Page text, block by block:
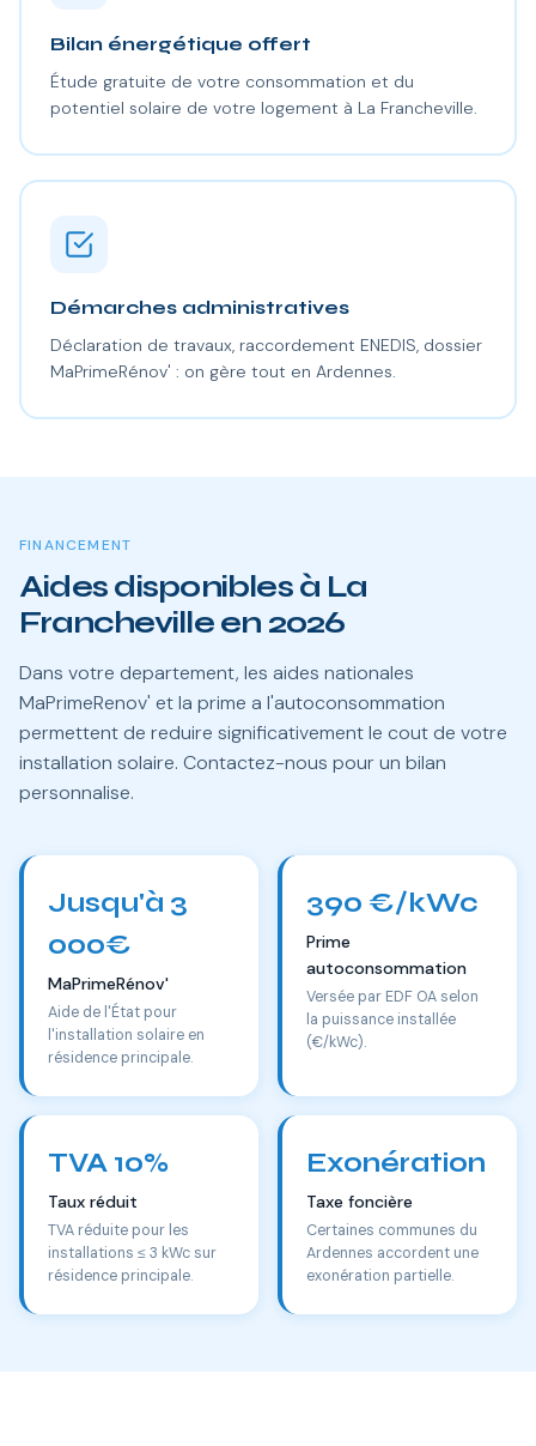
Bilan énergétique offert
Étude gratuite de votre consommation et du
potentiel solaire de votre logement à La Francheville.
Démarches administratives
Déclaration de travaux, raccordement ENEDIS, dossier
MaPrimeRénov' : on gère tout en Ardennes.
FINANCEMENT
Aides disponibles à La
Francheville en 2026
Dans votre departement, les aides nationales
MaPrimeRenov' et la prime a l'autoconsommation
permettent de reduire significativement le cout de votre
installation solaire. Contactez-nous pour un bilan
personnalise.
Jusqu'à 3
000€
MaPrimeRénov'
Aide de l'État pour
l'installation solaire en
résidence principale.
390 €/kWc
Prime
autoconsommation
Versée par EDF OA selon
la puissance installée
(€/kWc).
TVA 10%
Taux réduit
TVA réduite pour les
installations ≤ 3 kWc sur
résidence principale.
Exonération
Taxe foncière
Certaines communes du
Ardennes accordent une
exonération partielle.